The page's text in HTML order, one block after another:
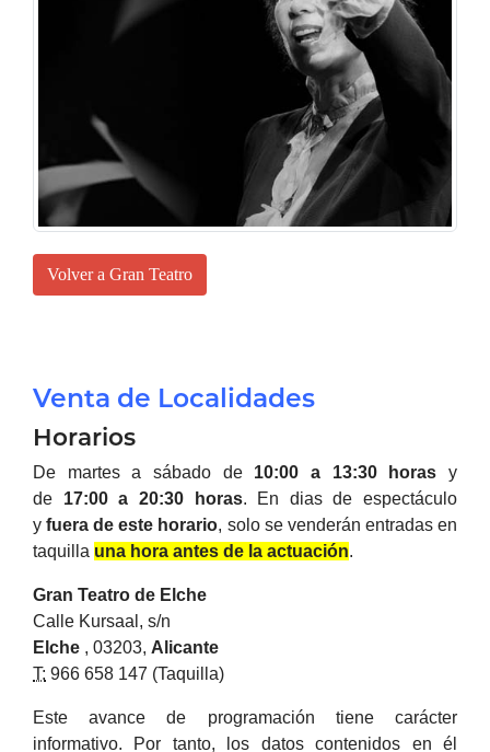
Volver a Gran Teatro
Venta de Localidades
Horarios
De martes a sábado de 10:00 a 13:30 horas y
de 17:00 a 20:30 horas.
En dias de espectáculo
yfuera de este horario, solo se venderán entradas en
taquilla una hora antes de la actuación.
Gran Teatro de Elche
Calle Kursaal, s/n
Elche , 03203, Alicante
T: 966 658 147 (Taquilla)
Este avance de programación tiene carácter
informativo. Por tanto, los datos contenidos en él